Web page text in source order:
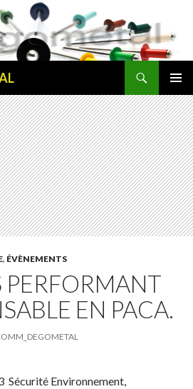
MENU
, ÉVÈNEMENTS
PERFORMANT
EN PACA.
Sécurité Environnement,